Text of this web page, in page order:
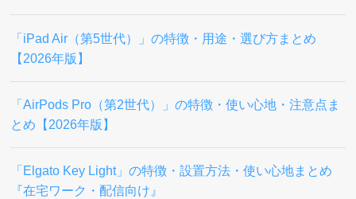
「iPad Air（第5世代）」の特徴・用途・選び方まとめ
【2026年版】
「AirPods Pro（第2世代）」の特徴・使い心地・注意点ま
とめ【2026年版】
「Elgato Key Light」の特徴・設置方法・使い心地まとめ
『在宅ワーク・配信向け』